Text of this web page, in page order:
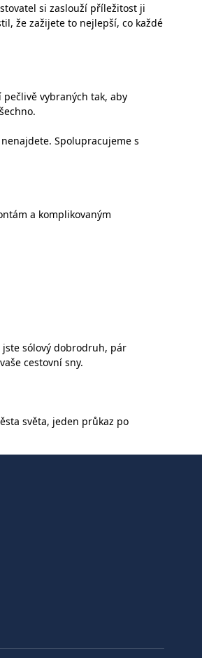
si zaslouží příležitost ji
že zažijete to nejlepší, co každé
vybraných tak, aby
Spolupracujeme s
a komplikovaným
jste sólový dobrodruh, pár
cestovní sny.
světa, jeden průkaz po